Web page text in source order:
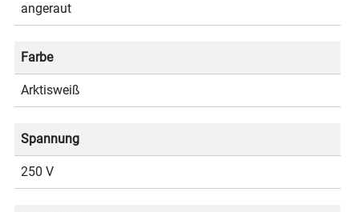
angeraut
Farbe
Arktisweiß
Spannung
250 V